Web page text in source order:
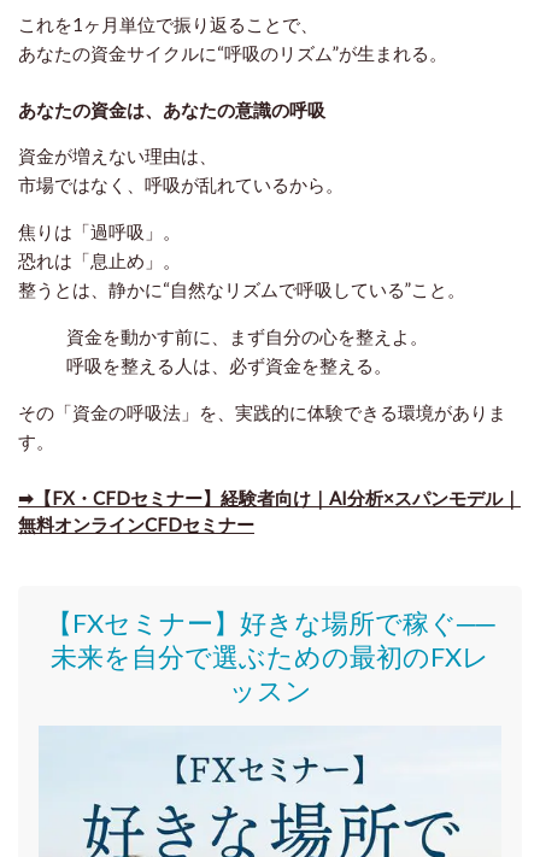
これを1ヶ月単位で振り返ることで、
あなたの資金サイクルに“呼吸のリズム”が生まれる。
あなたの資金は、あなたの意識の呼吸
資金が増えない理由は、
市場ではなく、 呼吸が乱れているから 。
焦りは「過呼吸」。
恐れは「息止め」。
整うとは、静かに“自然なリズムで呼吸している”こと。
資金を動かす前に、まず自分の心を整えよ。
呼吸を整える人は、必ず資金を整える。
その「資金の呼吸法」を、実践的に体験できる環境がありま
す。
➡【FX・CFDセミナー】経験者向け｜AI分析×スパンモデル｜
無料オンラインCFDセミナー
【FXセミナー】好きな場所で稼ぐ──
未来を自分で選ぶための最初のFXレ
ッスン